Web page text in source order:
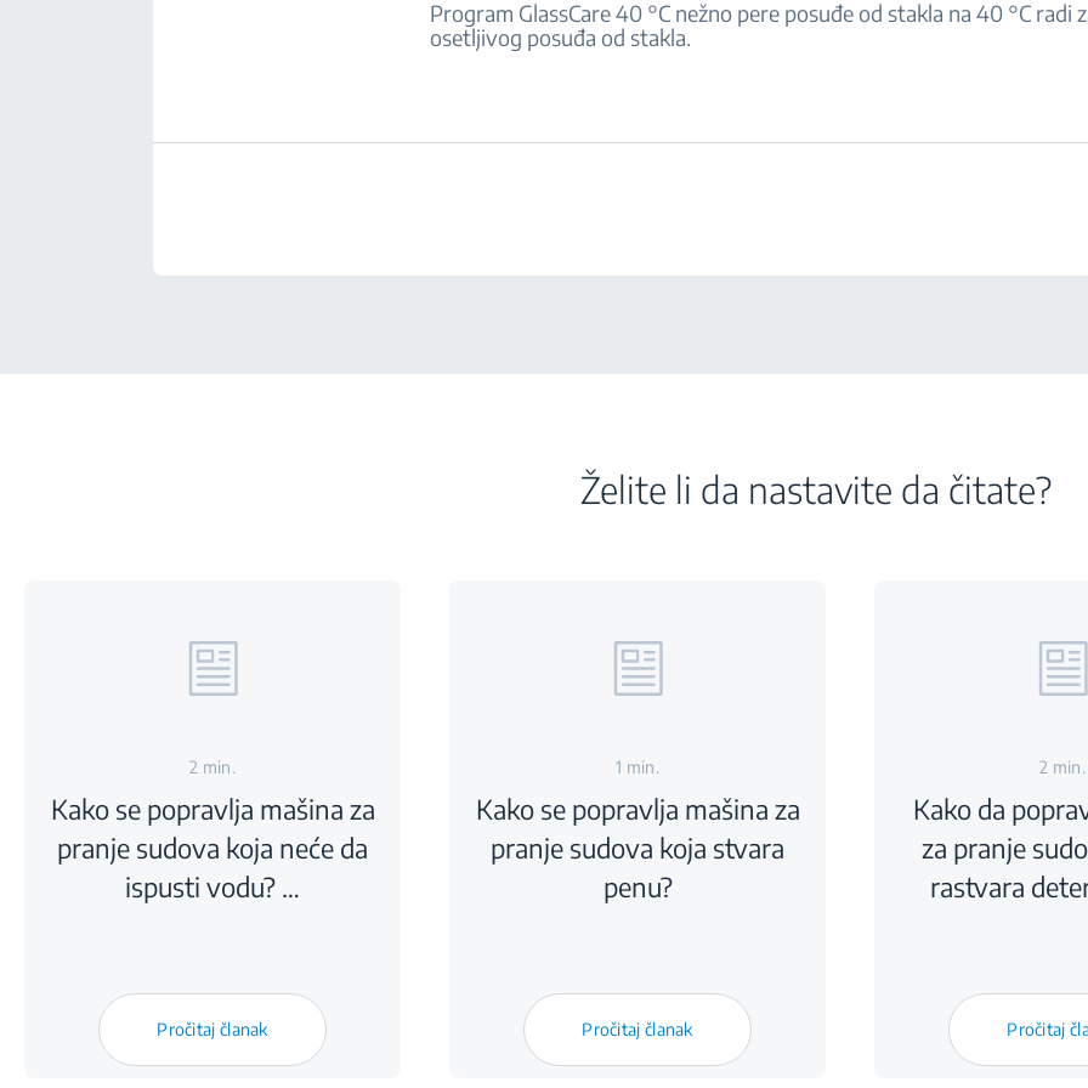
Program GlassCare 40 °C nežno pere posuđe od stakla na 40 °C radi
osetljivog posuđa od stakla.
Želite li da nastavite da čitate?
2 min.
Kako se popravlja mašina za
pranje sudova koja neće da
ispusti vodu? …
Pročitaj članak
1 min.
Kako se popravlja mašina za
pranje sudova koja stvara
penu?
Pročitaj članak
2 min.
Kako da
za pranje
rastvara
Pročitaj